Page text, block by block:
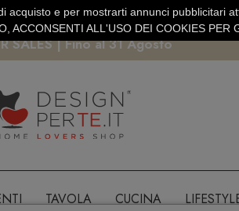
SICURO PAYPAL · CARTA DI CREDITO
SALES | Fino al 31 Agosto
TAVOLA CUCINA
acquisto e per mostrarti annunci pubblicitari
ACCONSENTI ALL'USO DEI COOKIES PER